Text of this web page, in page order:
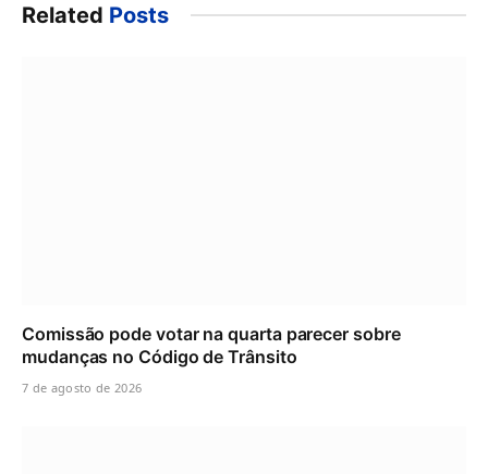
Related Posts
Comissão pode votar na quarta parecer sobre
mudanças no Código de Trânsito
7 de agosto de 2026